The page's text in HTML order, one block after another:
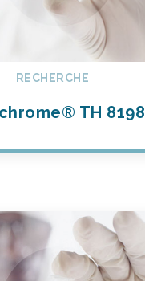
RECHERCHE
TH 8198